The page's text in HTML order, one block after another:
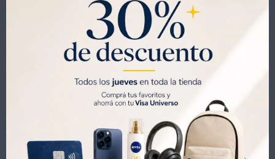
Protector de Esquinas Nuby N120109 Goma Eva - MARRON
579
- +